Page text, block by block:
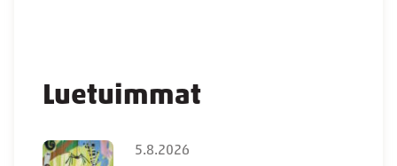
Luetuimmat
5.8.2026